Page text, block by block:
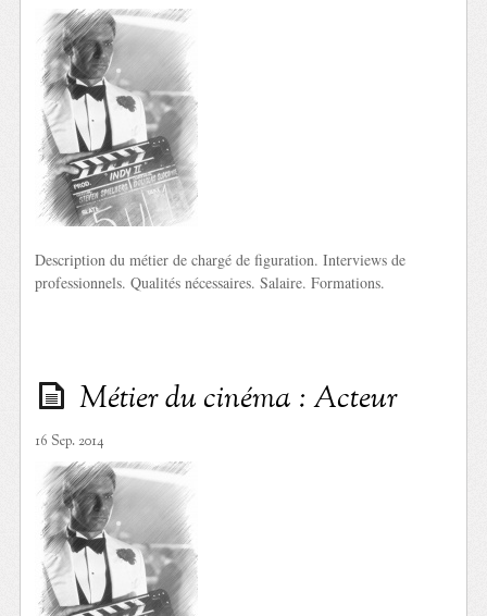
Description du métier de chargé de figuration. Interviews de
professionnels. Qualités nécessaires. Salaire. Formations.
Métier du cinéma : Acteur
16 Sep. 2014